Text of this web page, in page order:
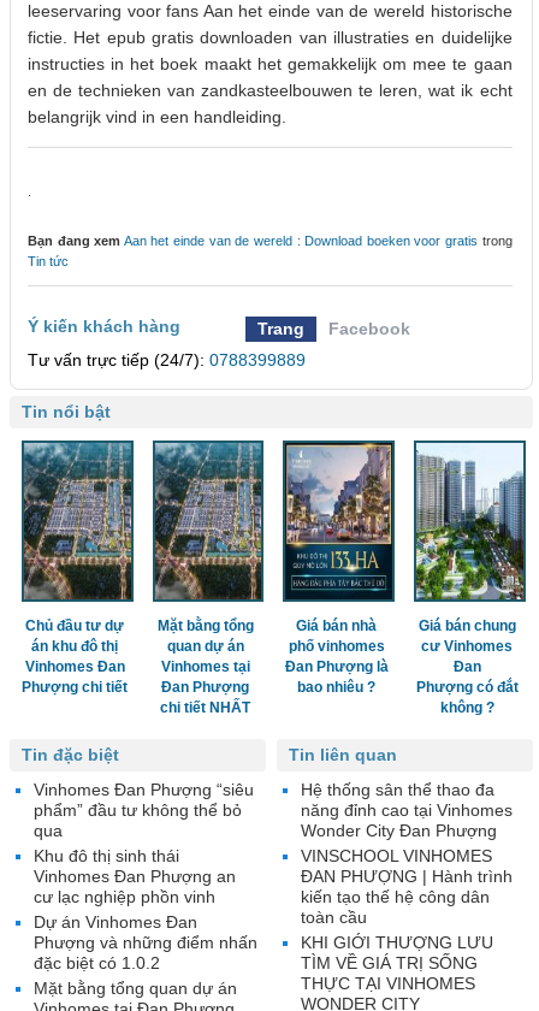
leeservaring voor fans Aan het einde van de wereld historische
fictie. Het epub gratis downloaden van illustraties en duidelijke
instructies in het boek maakt het gemakkelijk om mee te gaan
en de technieken van zandkasteelbouwen te leren, wat ik echt
belangrijk vind in een handleiding.
Bạn đang xem Aan het einde van de wereld : Download boeken voor gratis trong
Tin tức
Ý kiến khách hàng Trang
Facebook
Tư vấn trực tiếp (24/7): 0788399889
Tin nổi bật
Chủ đầu tư dự
án khu đô thị
Vinhomes Đan
Phượng chi tiết
Mặt bằng tổng
quan dự án
Vinhomes tại
Đan Phượng
chi tiết NHẤT
Giá bán nhà
phố vinhomes
Đan Phượng là
bao nhiêu ?
Giá bán chung
cư Vinhomes
Đan
Phượng có đắt
không ?
Tin liên quan
Hệ thống sân thể thao đa
năng đỉnh cao tại Vinhomes
Wonder City Đan Phượng
VINSCHOOL VINHOMES
ĐAN PHƯỢNG | Hành trình
kiến tạo thế hệ công dân
toàn cầu
KHI GIỚI THƯỢNG LƯU
TÌM VỀ GIÁ TRỊ SỐNG
THỰC TẠI VINHOMES
WONDER CITY
Tin đặc biệt
Vinhomes Đan Phượng “siêu
phẩm” đầu tư không thể bỏ
qua
Khu đô thị sinh thái
Vinhomes Đan Phượng an
cư lạc nghiệp phồn vinh
Dự án Vinhomes Đan
Phượng và những điểm nhấn
đặc biệt có 1.0.2
Mặt bằng tổng quan dự án